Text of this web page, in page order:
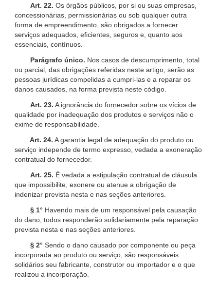
Art. 22. Os órgãos públicos, por si ou suas empresas,
concessionárias, permissionárias ou sob qualquer outra
forma de empreendimento, são obrigados a fornecer
serviços adequados, eficientes, seguros e, quanto aos
essenciais, contínuos.
Parágrafo único. Nos casos de descumprimento, total
ou parcial, das obrigações referidas neste artigo, serão as
pessoas jurídicas compelidas a cumpri-las e a reparar os
danos causados, na forma prevista neste código.
Art. 23. A ignorância do fornecedor sobre os vícios de
qualidade por inadequação dos produtos e serviços não o
exime de responsabilidade.
Art. 24. A garantia legal de adequação do produto ou
serviço independe de termo expresso, vedada a exoneração
contratual do fornecedor.
Art. 25. É vedada a estipulação contratual de cláusula
que impossibilite, exonere ou atenue a obrigação de
indenizar prevista nesta e nas seções anteriores.
§ 1° Havendo mais de um responsável pela causação
do dano, todos responderão solidariamente pela reparação
prevista nesta e nas seções anteriores.
§ 2° Sendo o dano causado por componente ou peça
incorporada ao produto ou serviço, são responsáveis
solidários seu fabricante, construtor ou importador e o que
realizou a incorporação.